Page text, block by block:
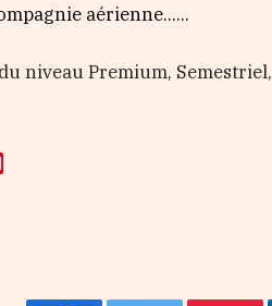
aérienne…...
niveau Premium,